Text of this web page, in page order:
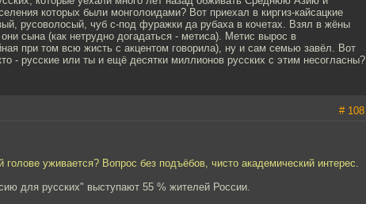
которых были монголоидами? Вот приехал в киргиз-кайсацкие
русоволосый, чуб с-под фуражки да рубаха в кочетах. Взял в жёны
сына (как нетрудно догадаться - метиса). Метис вырос в
при том всю жисть с акцентом говорила), ну и сам семью завёл. Вот
- русские или ты и ещё десятки миллионов русских с этим несогласны?
# 108
голове уживается? Вопрос без подъёбов, чисто академический интерес.
для русских" выступают 55 % жителей России.